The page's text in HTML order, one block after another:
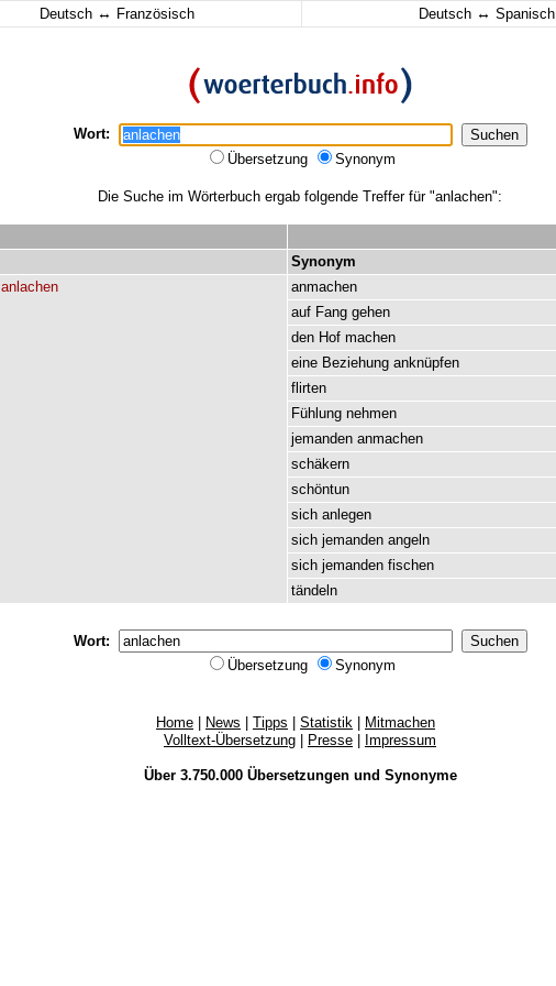
Deutsch ↔ Französisch Deutsch ↔ Spanisch
Wort:
Übersetzung
Synonym
Die Suche im Wörterbuch ergab folgende Treffer für "anlachen":
Synonym
anlachen
anmachen
auf Fang gehen
den Hof machen
eine Beziehung anknüpfen
flirten
Fühlung nehmen
jemanden anmachen
schäkern
schöntun
sich anlegen
sich jemanden angeln
sich jemanden fischen
tändeln
Wort:
Übersetzung
Synonym
Home News Tipps Statistik
Mitmachen
Volltext-Übersetzung
Presse Impressum
Über 3.750.000 Übersetzungenund Synonyme